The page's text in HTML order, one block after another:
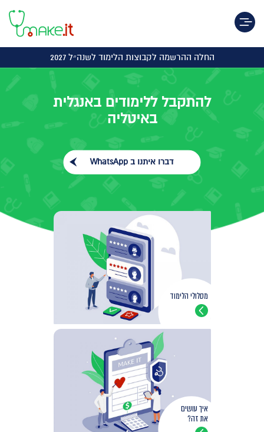
Toggle navigation
החלה ההרשמה לקבוצות הלימוד לשנה״ל 2027
להתקבל ללימודים באנגלית
באיטליה
דברו איתנו ב WhatsApp
מסלולי הלימוד
איך עושים
את זה?